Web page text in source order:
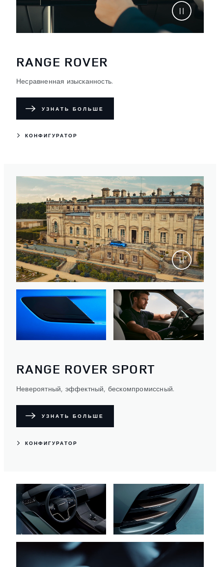
RANGE ROVER
Несравненная изысканность.
УЗНАТЬ БОЛЬШЕ
КОНФИГУРАТОР
RANGE ROVER SPORT
Невероятный, эффектный, бескомпромиссный.
УЗНАТЬ БОЛЬШЕ
КОНФИГУРАТОР